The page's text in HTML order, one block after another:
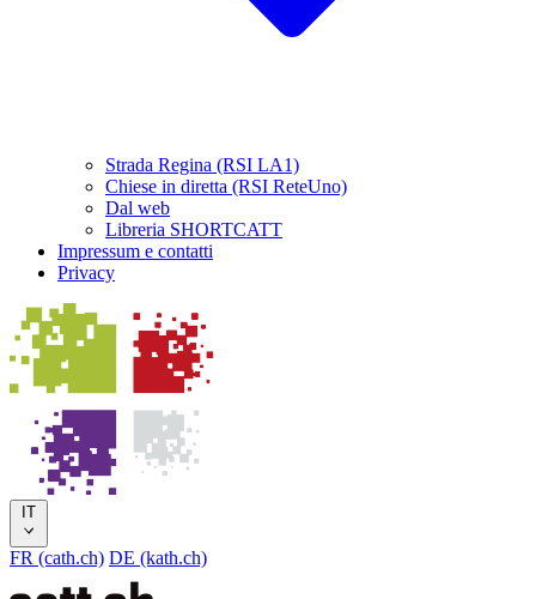
Strada Regina (RSI LA1)
Chiese in diretta (RSI ReteUno)
Dal web
Libreria SHORTCATT
Impressum e contatti
Privacy
IT
FR (cath.ch) DE (kath.ch)